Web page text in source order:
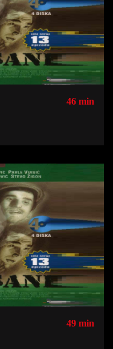
46 min
49 min